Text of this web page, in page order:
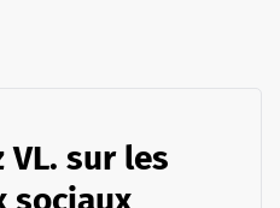
VL. sur les
sociaux